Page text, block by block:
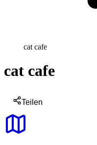
cat cafe
cat cafe
Teilen